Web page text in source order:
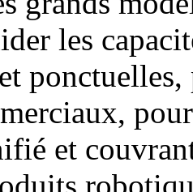
les
ponctuelles,
et